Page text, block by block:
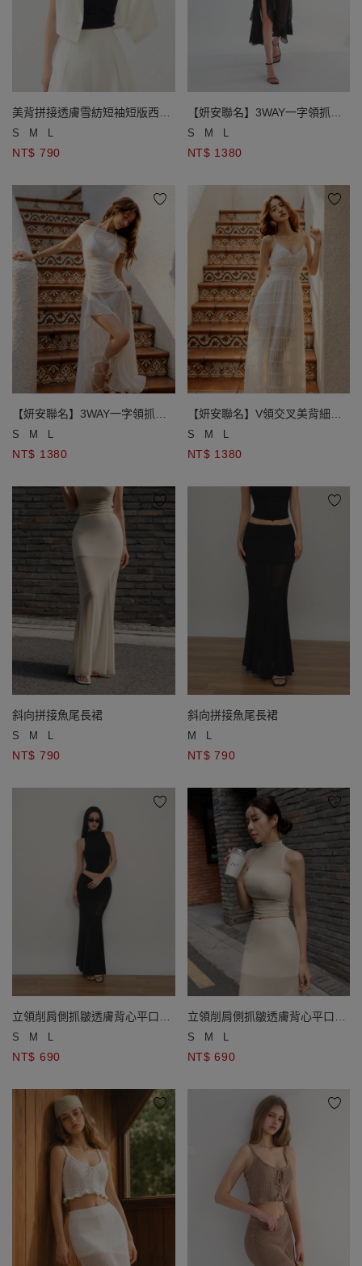
美背拼接透膚雪紡短袖短版西裝
外套( 附墊肩)
S M L
NT$ 790
【妍安聯名】3WAY一字領抓褶
收腰不對稱荷葉邊開衩網紗長洋
S M L
NT$ 1380
【妍安聯名】3WAY一字領抓褶
收腰不對稱荷葉邊開衩網紗長洋
S M L
NT$ 1380
【妍安聯名】V領交叉美背細肩
綁帶縮褶長洋裝(附胸墊)
S M L
NT$ 1380
斜向拼接魚尾長裙
S M L
NT$ 790
斜向拼接魚尾長裙
M L
NT$ 790
立領削肩側抓皺透膚背心平口小
可愛套裝
S M L
NT$ 690
立領削肩側抓皺透膚背心平口小
可愛套裝
S M L
NT$ 690